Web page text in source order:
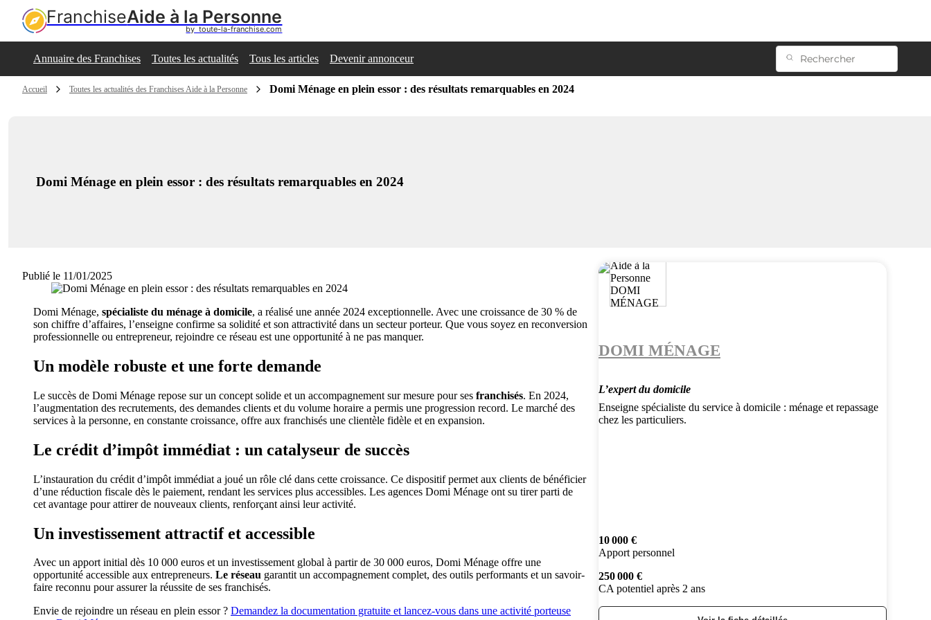
FranchiseAide à la Personne
by  toute-la-franchise.com
Annuaire des Franchises Toutes les actualités Tous les articles Devenir annonceur
Accueil Toutes les actualités des Franchises Aide à la Personne Domi Ménage en plein essor : des résultats remarquables en 2024
Domi Ménage en plein essor : des résultats remarquables en 2024
Publié le 11/01/2025
Domi Ménage, spécialiste du ménage à domicile, a réalisé une année 2024 exceptionnelle. Avec une croissance de 30 % de
son chiffre d’affaires, l’enseigne confirme sa solidité et son attractivité dans un secteur porteur. Que vous soyez en reconversion
professionnelle ou entrepreneur, rejoindre ce réseau est une opportunité à ne pas manquer.
Un modèle robuste et une forte demande
Le succès de Domi Ménage repose sur un concept solide et un accompagnement sur mesure pour ses franchisés. En 2024,
l’augmentation des recrutements, des demandes clients et du volume horaire a permis une progression record. Le marché des
services à la personne, en constante croissance, offre aux franchisés une clientèle fidèle et en expansion.
Le crédit d’impôt immédiat : un catalyseur de succès
L’instauration du crédit d’impôt immédiat a joué un rôle clé dans cette croissance. Ce dispositif permet aux clients de bénéficier
d’une réduction fiscale dès le paiement, rendant les services plus accessibles. Les agences Domi Ménage ont su tirer parti de
cet avantage pour attirer de nouveaux clients, renforçant ainsi leur activité.
Un investissement attractif et accessible
Avec un apport initial dès 10 000 euros et un investissement global à partir de 30 000 euros, Domi Ménage offre une
opportunité accessible aux entrepreneurs. Le réseau garantit un accompagnement complet, des outils performants et un savoir-
faire reconnu pour assurer la réussite de ses franchisés.
Envie de rejoindre un réseau en plein essor ? Demandez la documentation gratuite et lancez-vous dans une activité porteuse
DOMI MÉNAGE
L’expert du domicile
Enseigne spécialiste du service à domicile : ménage et repassage
chez les particuliers.
10 000 €
Apport personnel
250 000 €
CA potentiel après 2 ans